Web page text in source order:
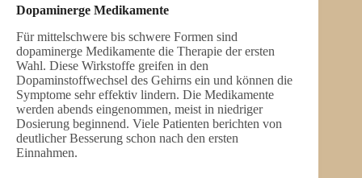
Dopaminerge Medikamente
Für mittelschwere bis schwere Formen sind
dopaminerge Medikamente die Therapie der ersten
Wahl. Diese Wirkstoffe greifen in den
Dopaminstoffwechsel des Gehirns ein und können die
Symptome sehr effektiv lindern. Die Medikamente
werden abends eingenommen, meist in niedriger
Dosierung beginnend. Viele Patienten berichten von
deutlicher Besserung schon nach den ersten
Einnahmen.